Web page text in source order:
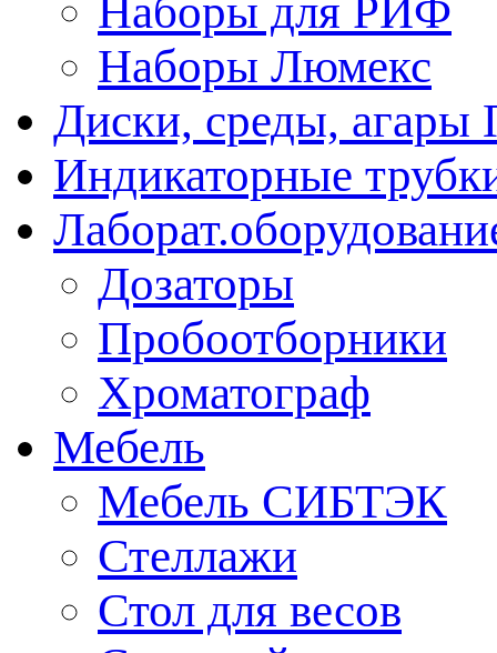
Наборы для РИФ
Наборы Люмекс
Диски, среды, агары
Индикаторные
Дозаторы
Пробоотборники
Хроматограф
Мебель
Мебель СИБТЭК
Стеллажи
Стол для весов